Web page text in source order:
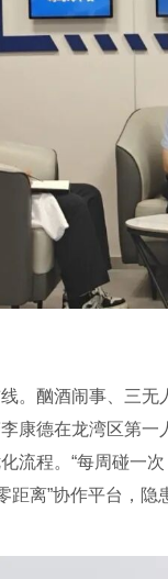
。酗酒闹事、三
康德在龙湾区第
流程。“每周碰一
距离”协作平台，